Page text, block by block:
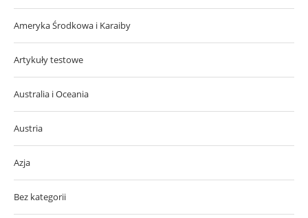
Ameryka Środkowa i Karaiby
Artykuły testowe
Australia i Oceania
Austria
Azja
Bez kategorii